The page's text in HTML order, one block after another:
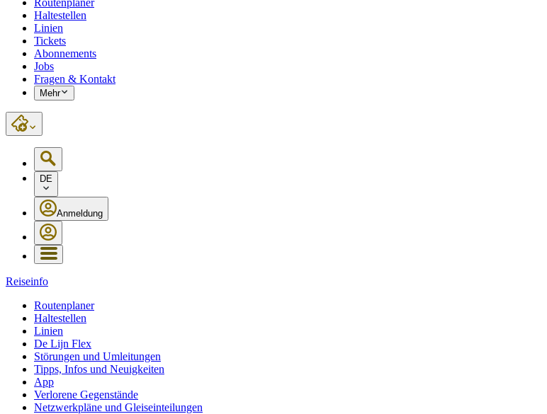
Routenplaner
Haltestellen
Linien
Tickets
Abonnements
Jobs
Fragen & Kontakt
Mehr
DE
Anmeldung
Reiseinfo
Routenplaner
Haltestellen
Linien
De Lijn Flex
Störungen und Umleitungen
Tipps, Infos und Neuigkeiten
App
Verlorene Gegenstände
Netzwerkpläne und Gleiseinteilungen